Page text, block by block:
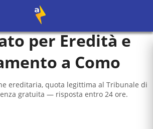
per Eredità e
a Como
ereditaria, quota legittima al Tribunale di
gratuita — risposta entro 24 ore.